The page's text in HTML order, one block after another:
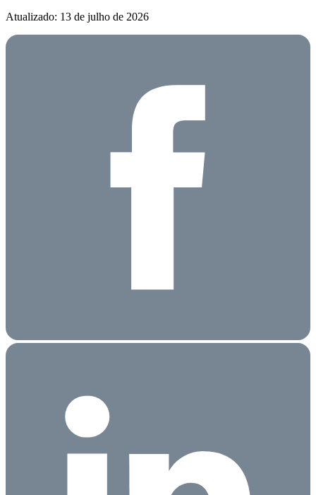
Atualizado: 13 de julho de 2026